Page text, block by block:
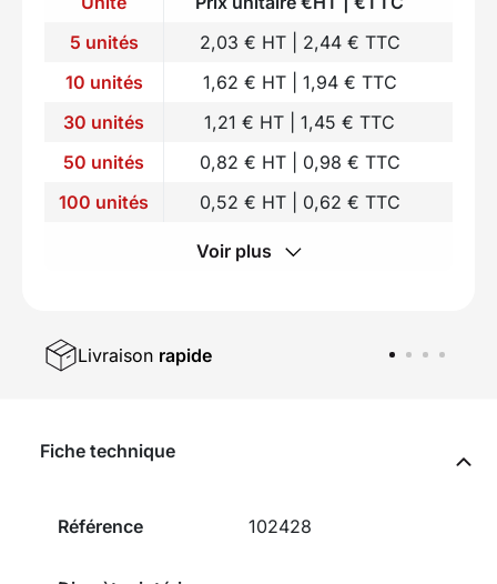
5 unités
2,03 € HT | 2,44 € TTC
10 unités
1,62 € HT | 1,94 € TTC
30 unités
1,21 € HT | 1,45 € TTC
50 unités
0,82 € HT | 0,98 € TTC
100 unités
0,52 € HT | 0,62 € TTC
Voir plus
Livraison rapide
Fiche technique
Référence 102428